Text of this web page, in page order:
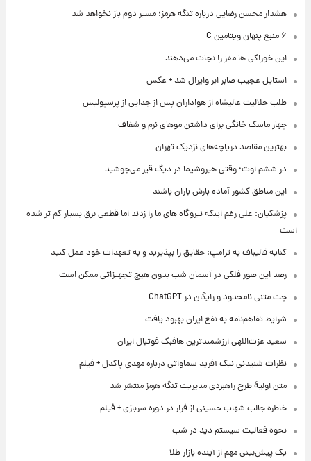
هشدار محسن رضایی درباره تنگه هرمز؛ مسیر دوم باز نخواهد شد
۶ منبع پنهان ویتامین C
این خوراکی ها مغز را نجات می‌دهند
استایل عجیب صابر ابر وایرال شد + عکس
طلب حلالیت عالیشاه از هواداران پس از جدایی از پرسپولیس
چهار ماسک خانگی برای داشتن موهای نرم و شفاف
بهترین مقاصد دریاچه‌های نزدیک تهران
در ششم اوت؛ وقتی هیروشیما در دیگ قیر می‌جوشید
این مناطق کشور آماده بارش باران باشند
پزشکیان: علی رغم اینکه نیروگاه های ما را زدند اما قطعی برق بسیار کم تر شده
است
کنایه قالیباف به ترامپ: حقایق را بپذیرید و به تعهدات خود عمل کنید
رصد این صور فلکی در آسمان شب بدون هیچ تجهیزاتی ممکن است
چت متنی نامحدود و رایگان در ChatGPT
شرایط تفاهم‌نامه به نفع ایران بهبود یافت
سعید عزت‌اللهی ارزشمندترین هافبک فوتبال ایران
نظرات شنیدنی نیک آفرید سماواتی درباره مهدی پاکدل + فیلم
متن اولیۀ طرح راهبردی مدیریت تنگه هرمز منتشر شد
خاطره جالب شهاب حسینی از فرار در دوره سربازی + فیلم
نحوه فعالیت سیستم دید در شب
یک پیش‌بینی مهم از آینده بازار طلا